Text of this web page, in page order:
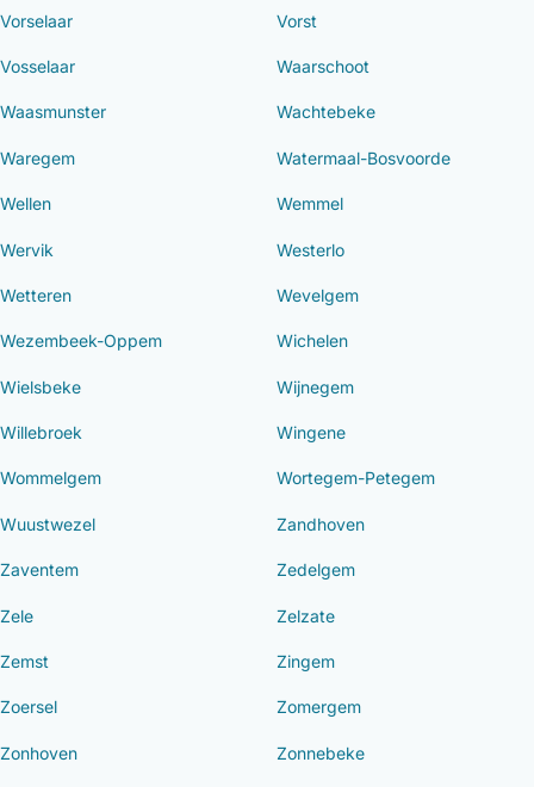
Vorselaar Vorst
Vosselaar Waarschoot
Waasmunster Wachtebeke
Waregem Watermaal-Bosvoorde
Wellen Wemmel
Wervik Westerlo
Wetteren Wevelgem
Wezembeek-Oppem Wichelen
Wielsbeke Wijnegem
Willebroek Wingene
Wommelgem Wortegem-Petegem
Wuustwezel Zandhoven
Zaventem Zedelgem
Zele Zelzate
Zemst Zingem
Zoersel Zomergem
Zonhoven Zonnebeke